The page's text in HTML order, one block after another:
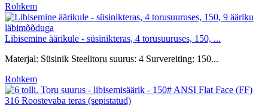
Rohkem
Libisemine äärikule - süsinikteras, 4 torusuuruses, 150, ...
Materjal: Süsinik Steelitoru suurus: 4 Survereiting: 150...
Rohkem